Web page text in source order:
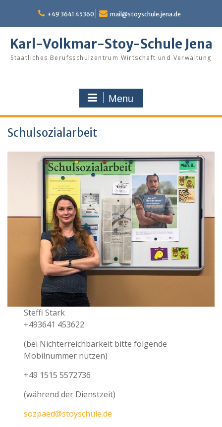
content
+49 3641 45360 mail@stoyschule.jena.de
Karl-Volkmar-Stoy-Schule Jena
Staatliches Berufsschulzentrum Wirtschaft und Verwaltung
Menu
Schulsozialarbeit
Steffi Stark
+493641 453622
(bei Nichterreichbarkeit bitte folgende
Mobilnummer nutzen)
+49 1515 5572736
(während der Dienstzeit)
sozpaed@stoyschule.de